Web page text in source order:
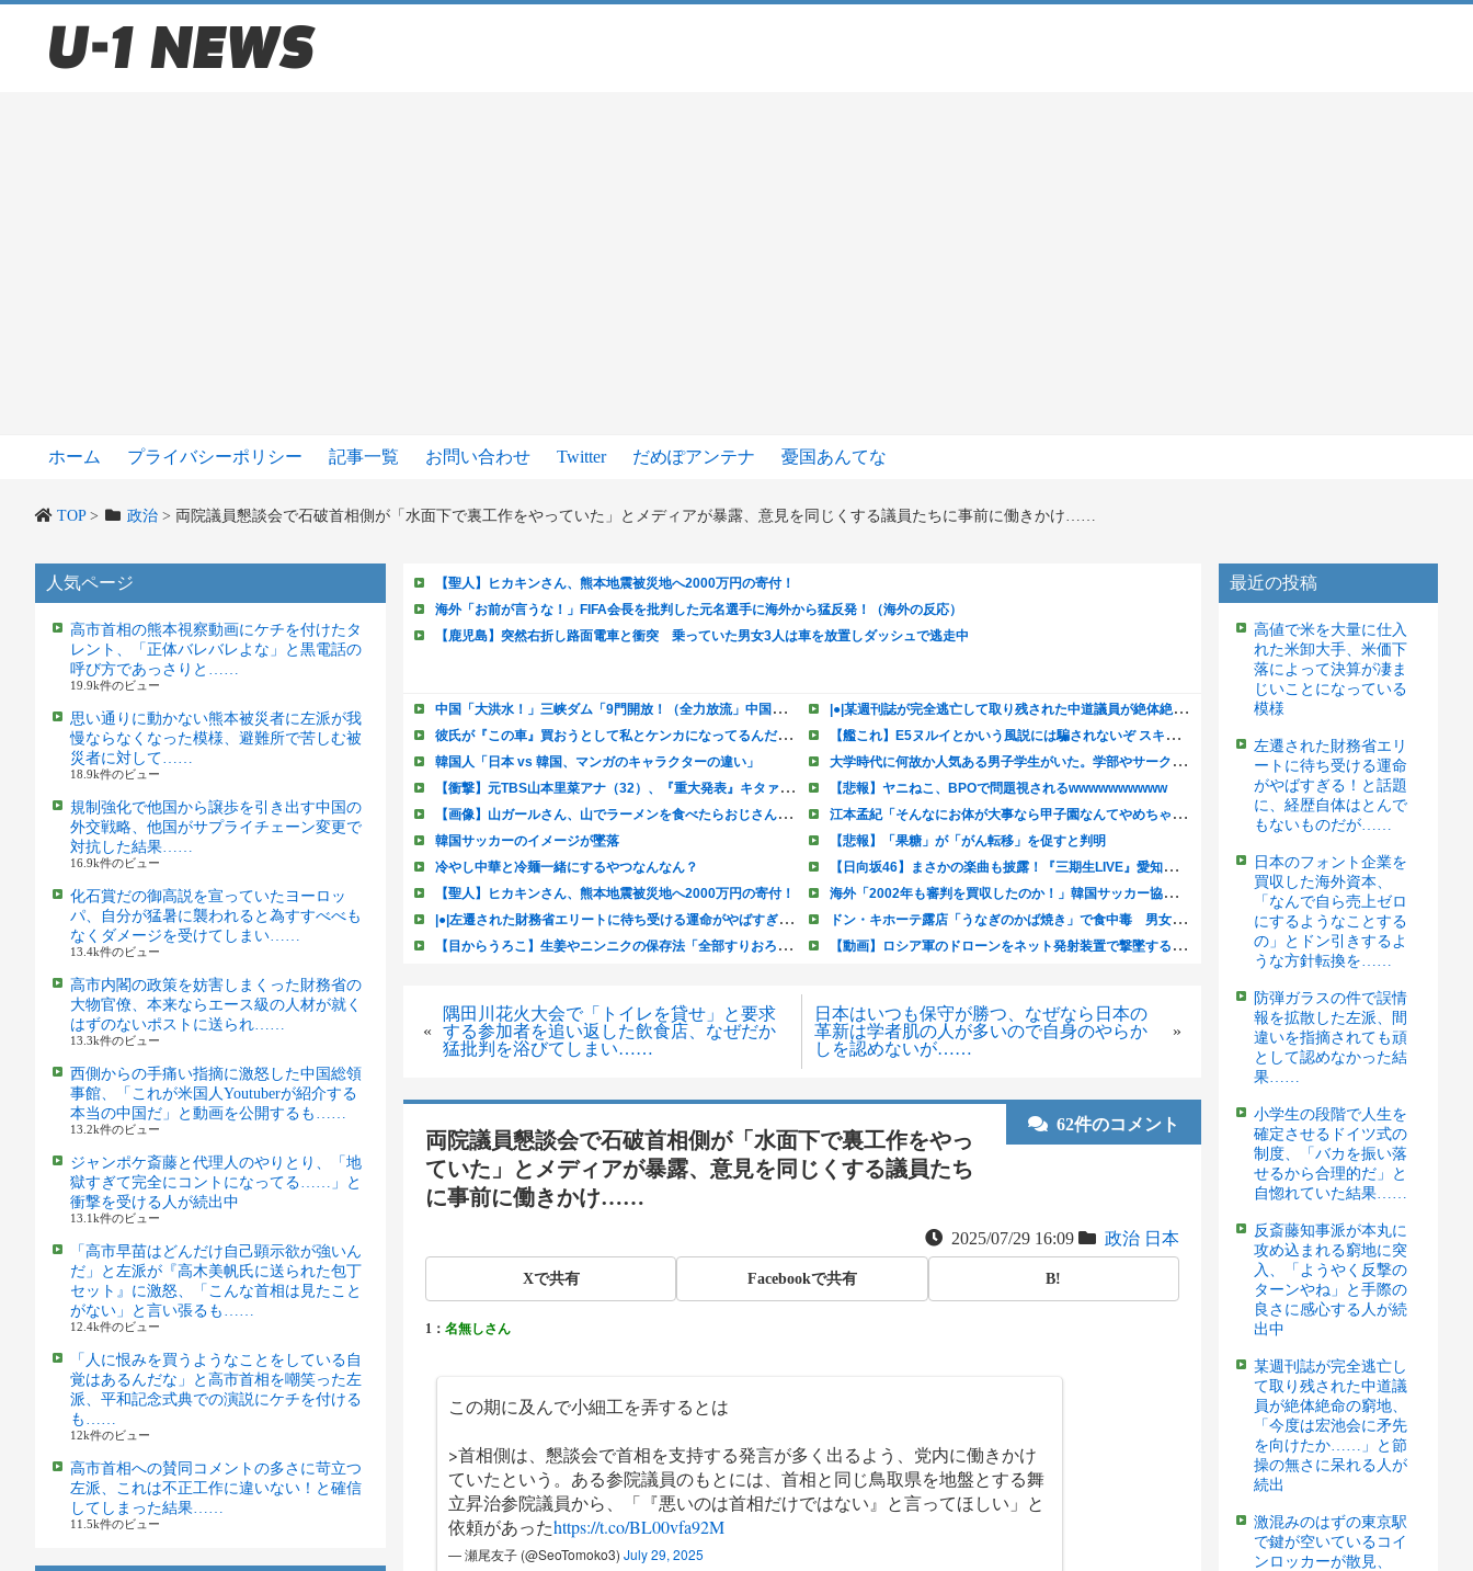
ホーム プライバシーポリシー 記事一覧 お問い合わせ Twitter だめぽアンテナ 憂国あんてな
TOP> 政治> 両院議員懇談会で石破首相側が「水面下で裏工作をやっていた」とメディアが暴露、意見を同じくする議員たちに事前に働きかけ……
人気ページ
高市首相の熊本視察動画にケチを付けたタ
レント、「正体バレバレよな」と黒電話の
呼び方であっさりと……
19.9k件のビュー
思い通りに動かない熊本被災者に左派が我
慢ならなくなった模様、避難所で苦しむ被
災者に対して……
18.9k件のビュー
規制強化で他国から譲歩を引き出す中国の
外交戦略、他国がサプライチェーン変更で
対抗した結果……
16.9k件のビュー
化石賞だの御高説を宣っていたヨーロッ
パ、自分が猛暑に襲われると為すすべべも
なくダメージを受けてしまい……
13.4k件のビュー
高市内閣の政策を妨害しまくった財務省の
大物官僚、本来ならエース級の人材が就く
はずのないポストに送られ……
13.3k件のビュー
西側からの手痛い指摘に激怒した中国総領
事館、「これが米国人Youtuberが紹介する
本当の中国だ」と動画を公開するも……
13.2k件のビュー
ジャンポケ斎藤と代理人のやりとり、「地
獄すぎて完全にコントになってる……」と
衝撃を受ける人が続出中
13.1k件のビュー
「高市早苗はどんだけ自己顕示欲が強いん
だ」と左派が『高木美帆氏に送られた包丁
セット』に激怒、「こんな首相は見たこと
がない」と言い張るも……
12.4k件のビュー
「人に恨みを買うようなことをしている自
覚はあるんだな」と高市首相を嘲笑った左
派、平和記念式典での演説にケチを付ける
も……
12k件のビュー
高市首相への賛同コメントの多さに苛立つ
左派、これは不正工作に違いない！と確信
してしまった結果……
11.5k件のビュー
«
隅田川花火大会で「トイレを貸せ」と要求
する参加者を追い返した飲食店、なぜだか
猛批判を浴びてしまい……
日本はいつも保守が勝つ、なぜなら日本の
革新は学者肌の人が多いので自身のやらか
しを認めないが……
»
62件のコメント
両院議員懇談会で石破首相側が「水面下で裏工作をやっ
ていた」とメディアが暴露、意見を同じくする議員たち
に事前に働きかけ……
2025/07/29 16:09 政治 日本
Xで共有 Facebookで共有 B!
1： 名無しさん
この期に及んで小細工を弄するとは
>首相側は、懇談会で首相を支持する発言が多く出るよう、党内に働きかけ
ていたという。ある参院議員のもとには、首相と同じ鳥取県を地盤とする舞
立昇治参院議員から、「『悪いのは首相だけではない』と言ってほしい」と
依頼があったhttps://t.co/BL00vfa92M
— 瀬尾友子 (@SeoTomoko3) July 29, 2025
最近の投稿
高値で米を大量に仕入
れた米卸大手、米価下
落によって決算が凄ま
じいことになっている
模様
左遷された財務省エリ
ートに待ち受ける運命
がやばすぎる！と話題
に、経歴自体はとんで
もないものだが……
日本のフォント企業を
買収した海外資本、
「なんで自ら売上ゼロ
にするようなことする
の」とドン引きするよ
うな方針転換を……
防弾ガラスの件で誤情
報を拡散した左派、間
違いを指摘されても頑
として認めなかった結
果……
小学生の段階で人生を
確定させるドイツ式の
制度、「バカを振い落
せるから合理的だ」と
自惚れていた結果……
反斎藤知事派が本丸に
攻め込まれる窮地に突
入、「ようやく反撃の
ターンやね」と手際の
良さに感心する人が続
出中
某週刊誌が完全逃亡し
て取り残された中道議
員が絶体絶命の窮地、
「今度は宏池会に矛先
を向けたか……」と節
操の無さに呆れる人が
続出
激混みのはずの東京駅
で鍵が空いているコイ
ンロッカーが散見、